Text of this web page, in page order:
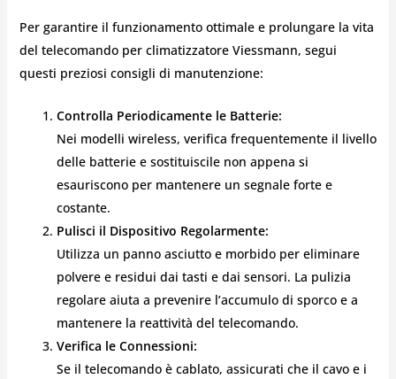
Per garantire il funzionamento ottimale e prolungare la vita
del telecomando per climatizzatore Viessmann, segui
questi preziosi consigli di manutenzione:
Controlla Periodicamente le Batterie:
Nei modelli wireless, verifica frequentemente il livello
delle batterie e sostituiscile non appena si
esauriscono per mantenere un segnale forte e
costante.
Pulisci il Dispositivo Regolarmente:
Utilizza un panno asciutto e morbido per eliminare
polvere e residui dai tasti e dai sensori. La pulizia
regolare aiuta a prevenire l’accumulo di sporco e a
mantenere la reattività del telecomando.
Verifica le Connessioni:
Se il telecomando è cablato, assicurati che il cavo e i